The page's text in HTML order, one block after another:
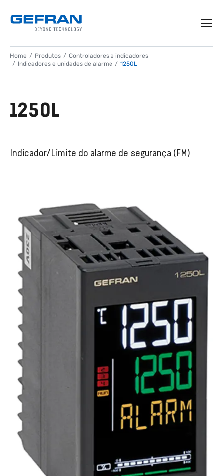
Home Produtos
Controladores e indicadores
Indicadores e unidades de alarme
1250L
1250L
Indicador/Limite do alarme de segurança (FM)